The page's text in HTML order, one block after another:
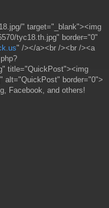
" target="_blank"><img
tyc18.th.jpg" border="0"
" /></a><br /><br /><a
title="QuickPost"><img
alt="QuickPost" border="0">
Facebook, and others!